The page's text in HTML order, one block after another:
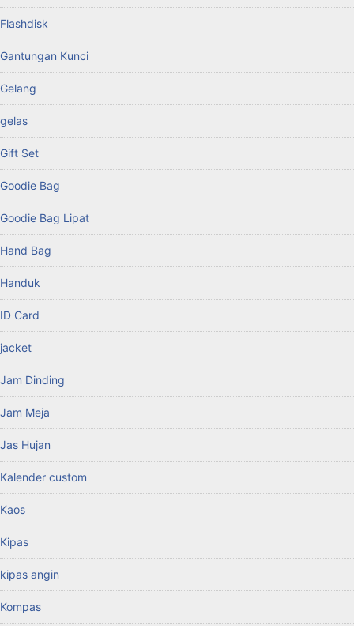
Flashdisk
Gantungan Kunci
Gelang
gelas
Gift Set
Goodie Bag
Goodie Bag Lipat
Hand Bag
Handuk
ID Card
jacket
Jam Dinding
Jam Meja
Jas Hujan
Kalender custom
Kaos
Kipas
kipas angin
Kompas